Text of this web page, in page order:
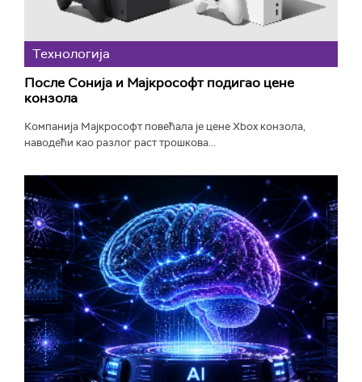
Технологијa
После Сонија и Мајкрософт подигао цене
конзола
Компанија Мајкрософт повећала је цене Xbox конзола,
наводећи као разлог раст трошкова...